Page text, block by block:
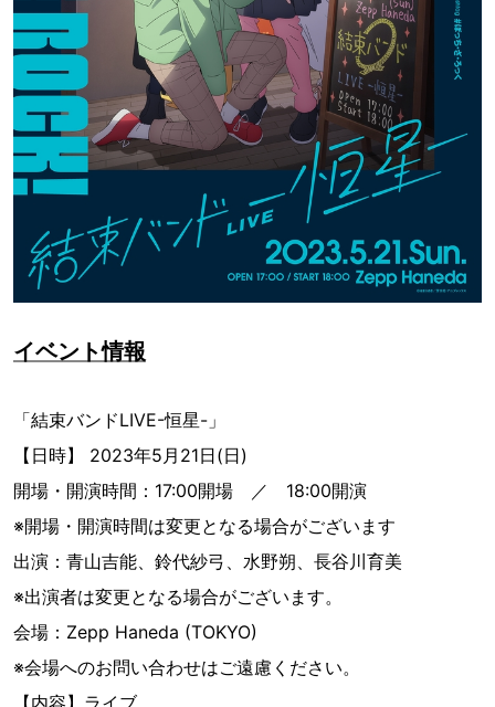
イベント情報
「結束バンドLIVE-恒星-」
【日時】 2023年5月21日(日)
開場・開演時間：17:00開場 ／ 18:00開演
※開場・開演時間は変更となる場合がございます
出演：青山吉能、鈴代紗弓、水野朔、長谷川育美
※出演者は変更となる場合がございます。
会場：Zepp Haneda (TOKYO)
※会場へのお問い合わせはご遠慮ください。